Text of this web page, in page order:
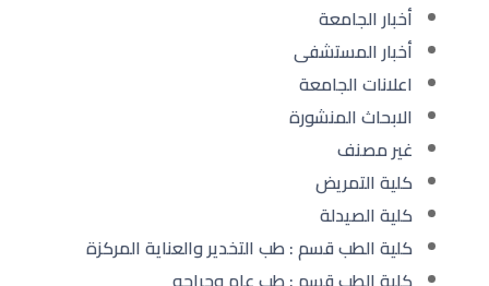
أخبار الجامعة
أخبار المستشفى
اعلانات الجامعة
الابحاث المنشورة
غير مصنف
كلية التمريض
كلية الصيدلة
كلية الطب قسم : طب التخدير والعناية المركزة